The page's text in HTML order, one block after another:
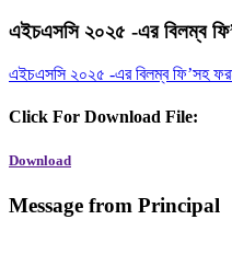
এইচএসসি ২০২৫ -এর বিলম্ব
এইচএসসি ২০২৫ -এর বিলম্ব ফি’সহ
Click For Download File:
Download
Message from Principal